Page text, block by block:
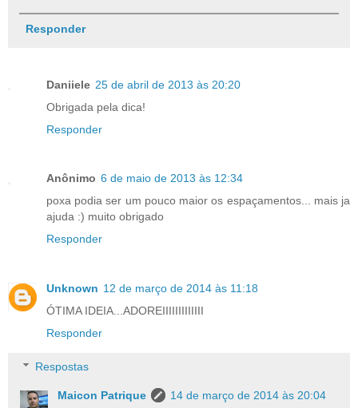
Responder
Daniiele 25 de abril de 2013 às 20:20
Obrigada pela dica!
Responder
Anônimo 6 de maio de 2013 às 12:34
poxa podia ser um pouco maior os espaçamentos... mais ja
ajuda :) muito obrigado
Responder
Unknown 12 de março de 2014 às 11:18
ÓTIMA IDEIA...ADOREIIIIIIIIIIIII
Responder
Respostas
Maicon Patrique
14 de março de 2014 às 20:04